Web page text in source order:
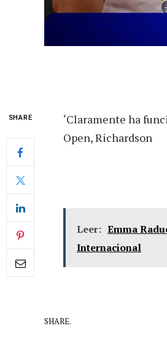
SHARE
‘Claramente ha
Open, Richardson
Leer: Emma
Internacional
SHARE.